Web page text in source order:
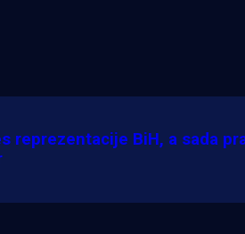
reprezentacije BiH, a sada